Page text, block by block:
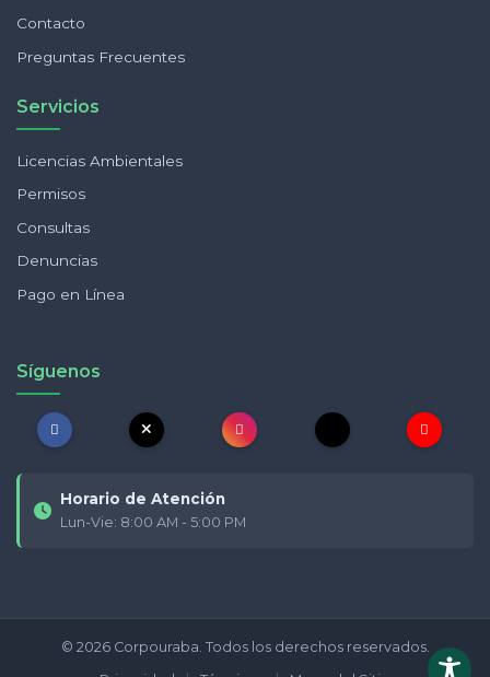
Contacto
Preguntas Frecuentes
Servicios
Licencias Ambientales
Permisos
Consultas
Denuncias
Pago en Línea
Síguenos
Horario de Atención
Lun-Vie: 8:00 AM - 5:00 PM
© 2026 Corpouraba. Todos los derechos reservados.